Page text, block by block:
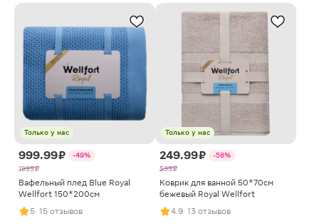
Только у нас
999.99 ₽
-49%
1999 ₽
Вафельный плед Blue Royal
Wellfort 150*200см
5· 15 отзывов
Только у нас
249.99 ₽
-58%
599 ₽
Коврик для ванной 50*70см
бежевый Royal Wellfort
4.9· 13 отзывов